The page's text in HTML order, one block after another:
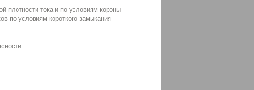
плотности тока и по условиям короны
по условиям короткого замыкания